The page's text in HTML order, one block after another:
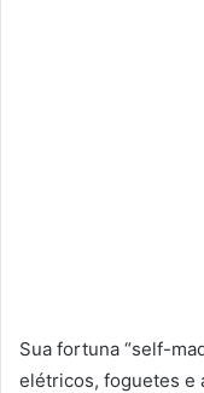
Sua fortuna “self-
elétricos, foguetes e